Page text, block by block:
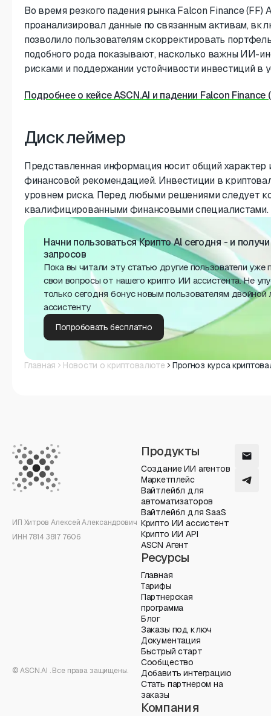
Во время резкого падения рынка Falcon Finance (FF)
проанализировал данные по связанным активам,
позволило пользователям скорректировать
подобного рода показывают, насколько важны ИИ-
рисками и поддержании устойчивости инвестиций в
Подробнее о кейсе ASCN.AI и падении Falcon Finance
Дисклеймер
Представленная информация носит общий характер
финансовой рекомендацией. Инвестиции в
уровнем риска. Перед любыми решениями следует
квалифицированными финансовыми специалистами.
Начни пользоваться Крипто Al сегодня - и
запросов
Пока вы читали эту статью другие пользователи уже
свои вопросы от нашего крипто ИИ ассистента. Не
только сегодня бонус новым пользователям
ассистенту
Попробовать бесплатно
Главная Новости о криптовалюте Прогноз курса
ИП Хитров Алексей Александрович
ИНН 7814 3817 7606
© ASCN.AI . Все права защищены.
Продукты
Создание ИИ агентов
Маркетплейс
Вайтлейбл для
автоматизаторов
Вайтлейбл для SaaS
Крипто ИИ ассистент
Крипто ИИ API
ASCN Агент
Ресурсы
Главная
Тарифы
Партнерская
программа
Блог
Заказы под ключ
Документация
Быстрый старт
Сообщество
Добавить интеграцию
Стать партнером на
заказы
Компания